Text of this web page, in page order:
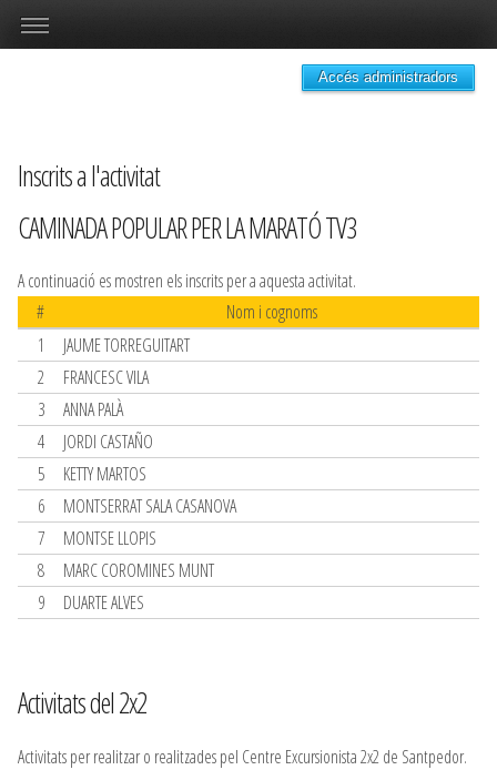
Accés administradors
Inscrits a l'activitat
CAMINADA POPULAR PER LA MARATÓ TV3
A continuació es mostren els inscrits per a aquesta activitat.
#
Nom i cognoms
1
JAUME TORREGUITART
2
FRANCESC VILA
3
ANNA PALÀ
4
JORDI CASTAÑO
5
KETTY MARTOS
6
MONTSERRAT SALA CASANOVA
7
MONTSE LLOPIS
8
MARC COROMINES MUNT
9
DUARTE ALVES
Activitats del 2x2
Activitats per realitzar o realitzades pel Centre Excursionista 2x2 de Santpedor.